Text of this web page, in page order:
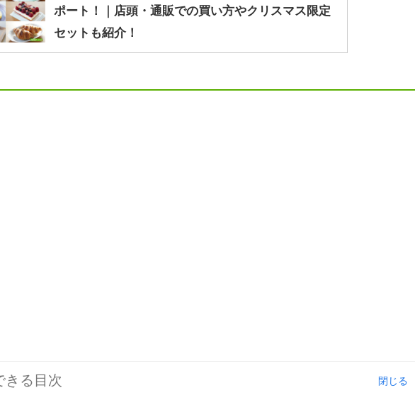
ポート！｜店頭・通販での買い方やクリスマス限定
セットも紹介！
きる目次